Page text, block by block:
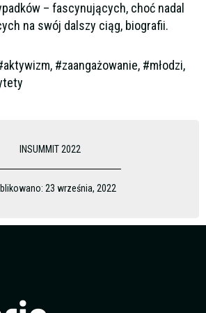
– fascynujących, choć nadal
na swój dalszy ciąg, biografii.
#zaangażowanie, #młodzi,
INSUMMIT 2022
23 września, 2022